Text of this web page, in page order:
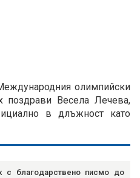
олимпийски
Весела Лечева,
в длъжност като
с благодарствено писмо до